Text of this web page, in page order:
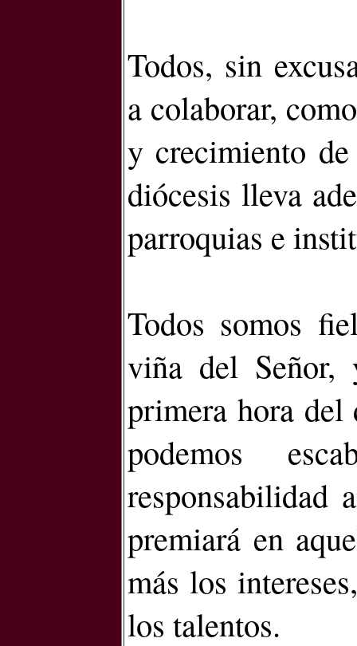
Todos, sin
a colaborar,
y crecimiento
diócesis lleva
parroquias e
Todos somos
viña del Señor,
primera hora
podemos
responsabilidad
premiará en
más los
los talentos.